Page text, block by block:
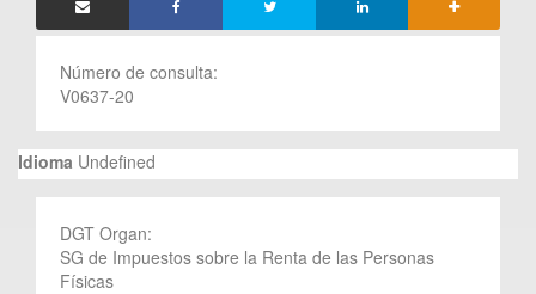
Número de consulta:
V0637-20
Idioma Undefined
DGT Organ:
SG de Impuestos sobre la Renta de las Personas
Físicas